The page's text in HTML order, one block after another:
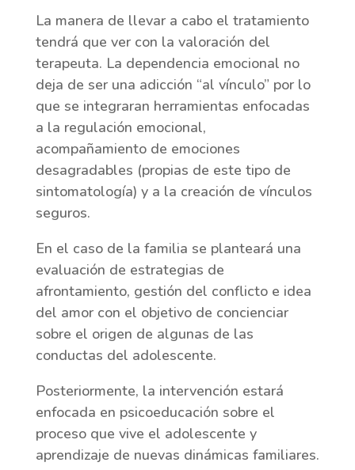
La manera de llevar a cabo el tratamiento
tendrá que ver con la valoración del
terapeuta. La dependencia emocional no
deja de ser una adicción “al vínculo” por lo
que se integraran herramientas enfocadas
a la regulación emocional,
acompañamiento de emociones
desagradables (propias de este tipo de
sintomatología) y a la creación de vínculos
seguros.
En el caso de la familia se planteará una
evaluación de estrategias de
afrontamiento, gestión del conflicto e idea
del amor con el objetivo de concienciar
sobre el origen de algunas de las
conductas del adolescente.
Posteriormente, la intervención estará
enfocada en psicoeducación sobre el
proceso que vive el adolescente y
aprendizaje de nuevas dinámicas familiares.